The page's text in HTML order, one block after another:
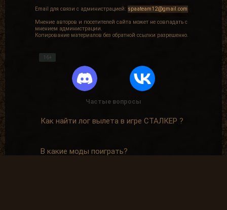
Email для связи с администрацией: spaateam12@gmail.com
Мнение авторов и посетителей сайта может не совпадать с
мнением администрации.
Копирование материалов без обратной ссылки разрешенно.
16+
Частые вопросы
Как найти лог вылета в игре СТАЛКЕР ?
В какие моды поиграть?